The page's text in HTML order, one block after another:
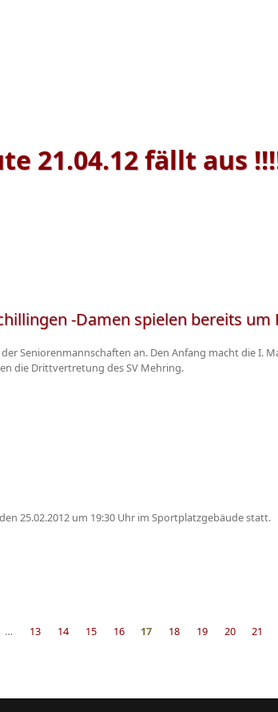
21.04.12 fällt aus
-Damen spielen bereits um
Seniorenmannschaften an. Den Anfang macht die I.
die Drittvertretung des SV Mehring.
25.02.2012 um 19:30 Uhr im Sportplatzgebäude statt.
… 13 14 15 16 17 18 19 20 21